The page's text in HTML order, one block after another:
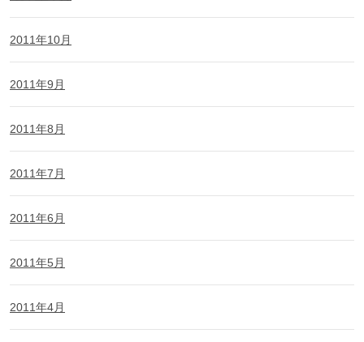
2011年10月
2011年9月
2011年8月
2011年7月
2011年6月
2011年5月
2011年4月